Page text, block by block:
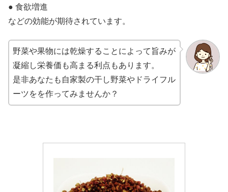
● 食欲増進
などの効能が期待されています。
野菜や果物には乾燥することによって旨みが
凝縮し栄養価も高まる利点もあります。
是非あなたも自家製の干し野菜やドライフル
ーツをを作ってみませんか？